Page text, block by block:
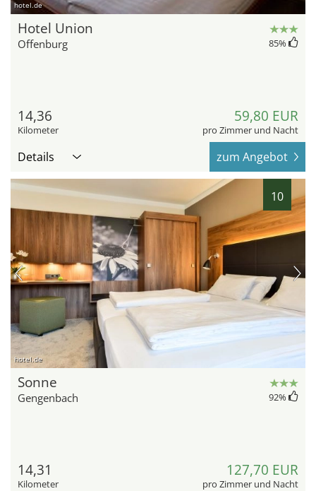
hotel.de
Hotel Union
Offenburg 85%
14,36
Kilometer
59,80 EUR
pro Zimmer und Nacht
Details zum Angebot
10
hotel.de
Sonne
Gengenbach 92%
14,31
Kilometer
127,70 EUR
pro Zimmer und Nacht